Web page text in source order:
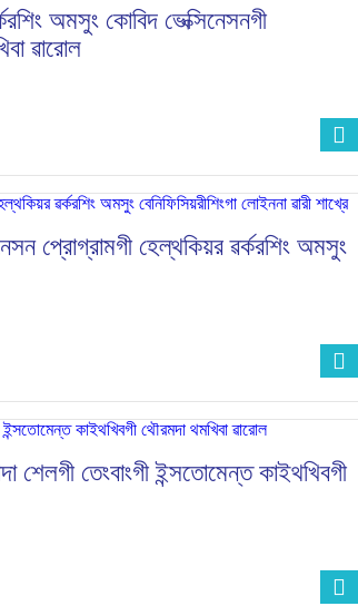
অমসুং কোবিদ ভেক্সিনেসনগী
ৱারোল
প্রোগ্রামগী হেল্থকিয়র ৱর্করশিং অমসুং
শেলগী তেংবাংগী ইন্সতোমেন্ত কাইথখিবগী